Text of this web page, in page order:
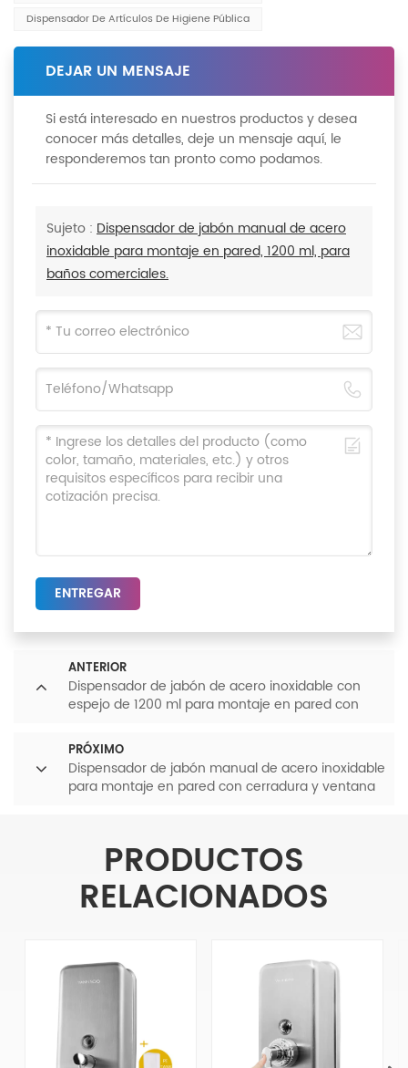
Dispensador De Artículos De Higiene Pública
DEJAR UN MENSAJE
Si está interesado en nuestros productos y desea
conocer más detalles, deje un mensaje aquí, le
responderemos tan pronto como podamos.
Sujeto : Dispensador de jabón manual de acero
inoxidable para montaje en pared, 1200 ml, para
baños comerciales.
ENTREGAR
ANTERIOR
Dispensador de jabón de acero inoxidable con
espejo de 1200 ml para montaje en pared con
PRÓXIMO
Dispensador de jabón manual de acero inoxidable
para montaje en pared con cerradura y ventana
PRODUCTOS
RELACIONADOS